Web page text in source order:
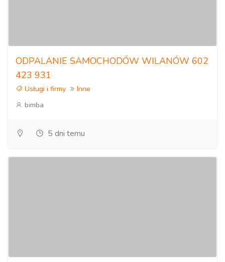
ODPALANIE SAMOCHODÓW WILANÓW 602
423 931
Usługi i firmy
Inne
bimba
5 dni temu